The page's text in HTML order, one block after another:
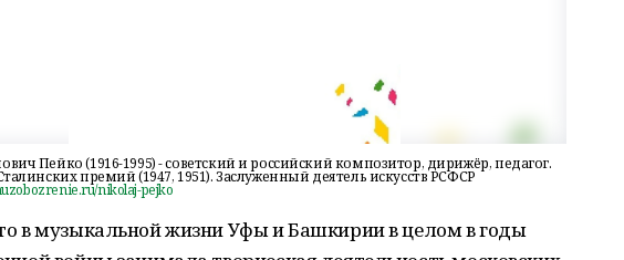
Пейко (1916-1995) - советский и российский композитор, дирижёр, педагог.
премий (1947, 1951). Заслуженный деятель искусств РСФСР
nikolaj-pejko
в музыкальной жизни Уфы и Башкирии в целом в годы